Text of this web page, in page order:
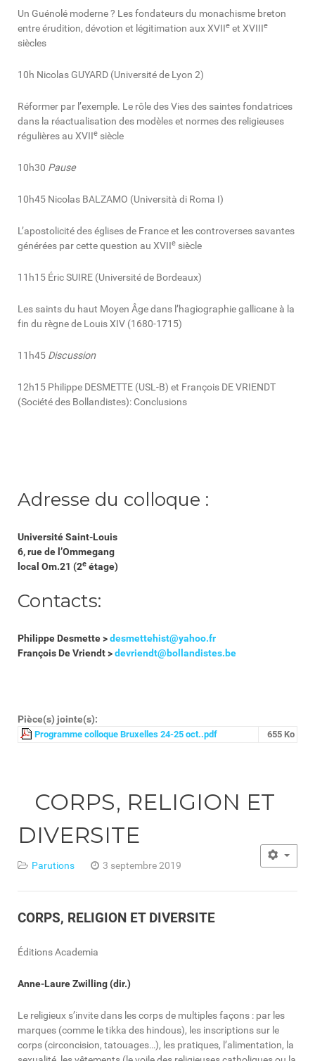
Un Guénolé moderne ? Les fondateurs du monachisme breton
entre érudition, dévotion et légitimation aux XVIIe et XVIIIe
siècles
10h Nicolas GUYARD (Université de Lyon 2)
Réformer par l’exemple. Le rôle des Vies des saintes fondatrices
dans la réactualisation des modèles et normes des religieuses
régulières au XVIIe siècle
10h30 Pause
10h45 Nicolas BALZAMO (Università di Roma I)
L’apostolicité des églises de France et les controverses savantes
générées par cette question au XVIIe siècle
11h15 Éric SUIRE (Université de Bordeaux)
Les saints du haut Moyen Âge dans l’hagiographie gallicane à la
fin du règne de Louis XIV (1680-1715)
11h45 Discussion
12h15 Philippe DESMETTE (USL-B) et François DE VRIENDT
(Société des Bollandistes): Conclusions
Adresse du colloque :
Université Saint-Louis
6, rue de l’Ommegang
local Om.21 (2e étage)
Contacts:
Philippe Desmette >desmettehist@yahoo.fr
François De Vriendt >devriendt@bollandistes.be
Pièce(s) jointe(s):
Programme colloque Bruxelles 24-25 oct..pdf 655 Ko
CORPS, RELIGION ET
DIVERSITE
Parutions 3 septembre 2019
CORPS, RELIGION ET DIVERSITE
Éditions Academia
Anne-Laure Zwilling (dir.)
Le religieux s’invite dans les corps de multiples façons : par les
marques (comme le tikka des hindous), les inscriptions sur le
corps (circoncision, tatouages…), les pratiques, l’alimentation, la